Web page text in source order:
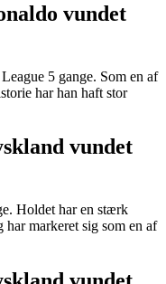
vundet
5 gange. Som en af
har han haft stor
vundet
Holdet har en stærk
markeret sig som en af